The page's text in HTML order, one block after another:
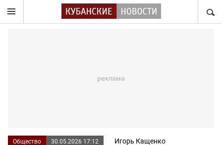
Общество 30.05.2026 17:12 Игорь Кащенко